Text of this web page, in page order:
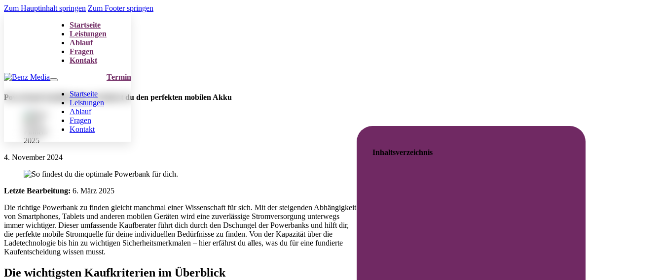
Zum Hauptinhalt springen Zum Footer springen
Startseite
Leistungen
Ablauf
Fragen
Kontakt
Startseite
Leistungen
Ablauf
Fragen
Kontakt
Termin
Powerbank Kaufberater: So findest du den perfekten mobilen Akku
4. November 2024
Letzte Bearbeitung: 6. März 2025
Die richtige Powerbank zu finden gleicht manchmal einer Wissenschaft für sich. Mit der steigenden Abhängigkeit
von Smartphones, Tablets und anderen mobilen Geräten wird eine zuverlässige Stromversorgung unterwegs
immer wichtiger. Dieser umfassende Kaufberater führt dich durch den Dschungel der Powerbanks und hilft dir,
die perfekte mobile Stromquelle für deine individuellen Bedürfnisse zu finden. Von der Kapazität über die
Ladetechnologie bis hin zu wichtigen Sicherheitsmerkmalen – hier erfährst du alles, was du für eine fundierte
Kaufentscheidung wissen musst.
Die wichtigsten Kaufkriterien im Überblick
Inhaltsverzeichnis